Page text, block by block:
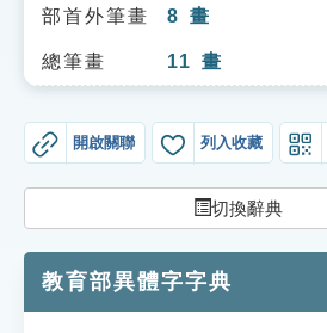
知識索引
單字索引
貓頭鷹博士
部首外筆畫 8 畫
總筆畫 11 畫
開啟關聯 列入收藏
切換辭典
教育部異體字字典